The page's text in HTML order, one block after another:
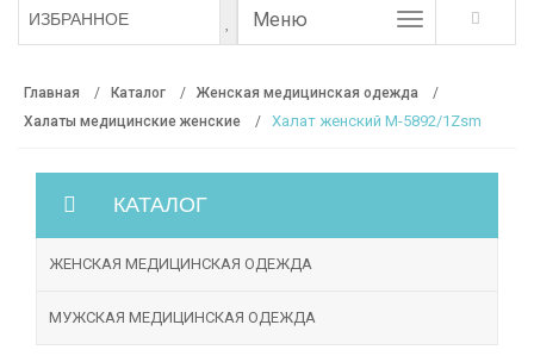
ИЗБРАННОЕ Меню
Главная Каталог
Женская медицинская одежда
Халаты медицинские женские
Халат женский М-5892/1Zsm
КАТАЛОГ
ЖЕНСКАЯ МЕДИЦИНСКАЯ ОДЕЖДА
МУЖСКАЯ МЕДИЦИНСКАЯ ОДЕЖДА